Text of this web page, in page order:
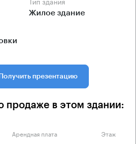
Жилое здание
Получить презентацию
продаже в этом здании:
Арендная плата Этаж